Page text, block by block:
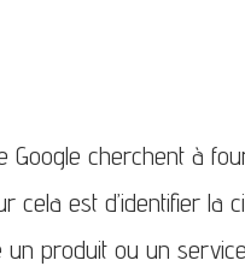
cherchent à
cela est d’identifier la
un produit ou un